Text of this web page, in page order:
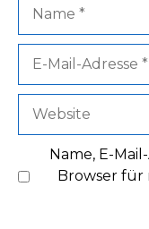
Name, E-
Browser für